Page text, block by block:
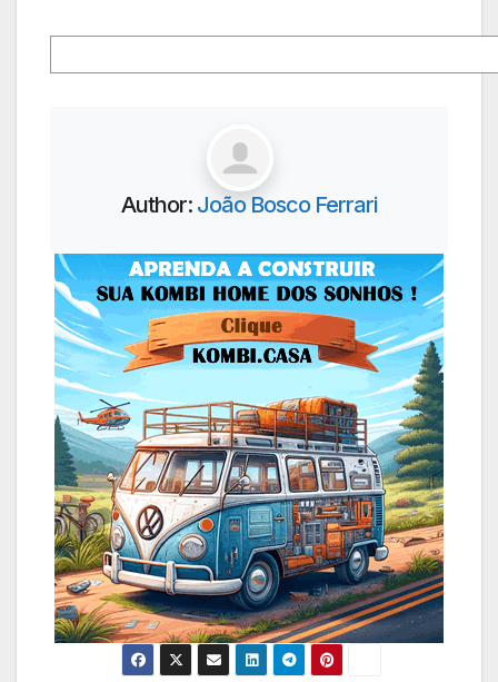
Author: João Bosco Ferrari